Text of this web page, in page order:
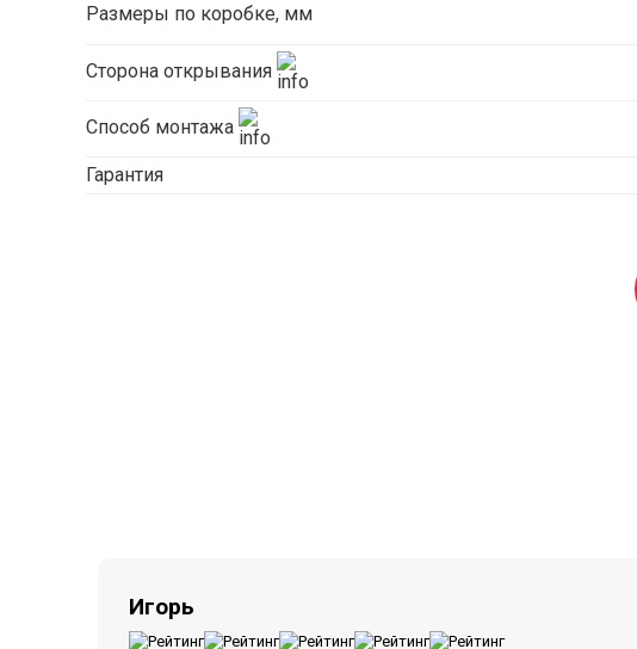
Размеры по коробке, мм
Сторона открывания
Способ монтажа
Гарантия
Игорь